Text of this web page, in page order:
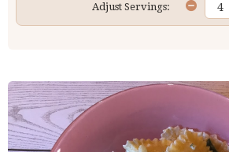
Adjust Servings: